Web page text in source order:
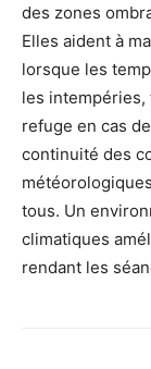
des zones
Elles aident à
lorsque les
les intempéries,
refuge en cas
continuité des
tous. Un
climatiques
rendant les